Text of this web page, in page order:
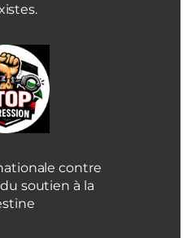
contre
soutien à la